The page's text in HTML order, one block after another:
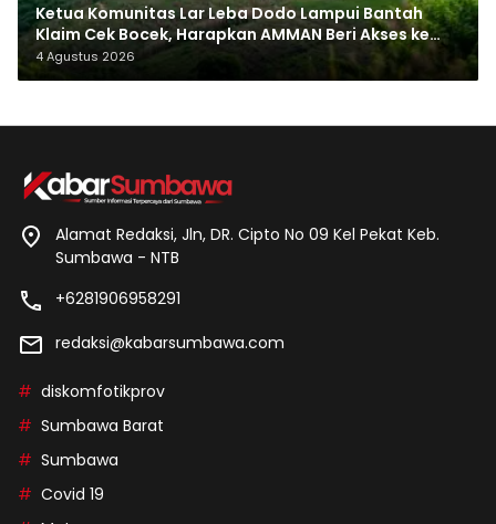
Ketua Komunitas Lar Leba Dodo Lampui Bantah
Klaim Cek Bocek, Harapkan AMMAN Beri Akses ke
Makam Leluhur
4 Agustus 2026
Alamat Redaksi, Jln, DR. Cipto No 09 Kel Pekat Keb.
Sumbawa - NTB
+6281906958291
redaksi@kabarsumbawa.com
diskomfotikprov
Sumbawa Barat
Sumbawa
Covid 19